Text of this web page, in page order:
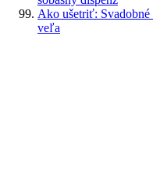
Ako ušetriť:
veľa